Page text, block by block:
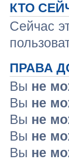
КТО
Сейчас
ПРАВА
Вы не
Вы не
Вы не
Вы не
Вы не